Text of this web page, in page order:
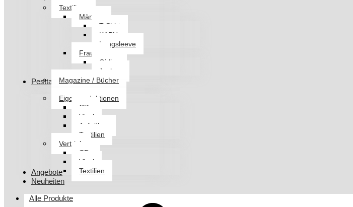
Textilien
Männer
T-Shirt
KAPU
Longsleeve
Frauen
Girlies
Jacken
Magazine / Bücher
Pesttanz Klangschmiede
Eigenproduktionen
CDs
Vinyl
Aufnäher
Textilien
Vertrieb
CDs
Vinyl
Textilien
Angebote
Neuheiten
Alle Produkte